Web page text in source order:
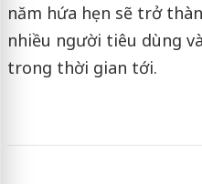
năm hứa hẹn sẽ trở
nhiều người tiêu dùng
trong thời gian tới.